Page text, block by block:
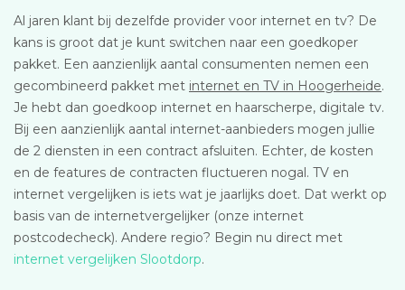
Al jaren klant bij dezelfde provider voor internet en tv? De
kans is groot dat je kunt switchen naar een goedkoper
pakket. Een aanzienlijk aantal consumenten nemen een
gecombineerd pakket met internet en TV in Hoogerheide.
Je hebt dan goedkoop internet en haarscherpe, digitale tv.
Bij een aanzienlijk aantal internet-aanbieders mogen jullie
de 2 diensten in een contract afsluiten. Echter, de kosten
en de features de contracten fluctueren nogal. TV en
internet vergelijken is iets wat je jaarlijks doet. Dat werkt op
basis van de internetvergelijker (onze internet
postcodecheck). Andere regio? Begin nu direct met
internet vergelijken Slootdorp.